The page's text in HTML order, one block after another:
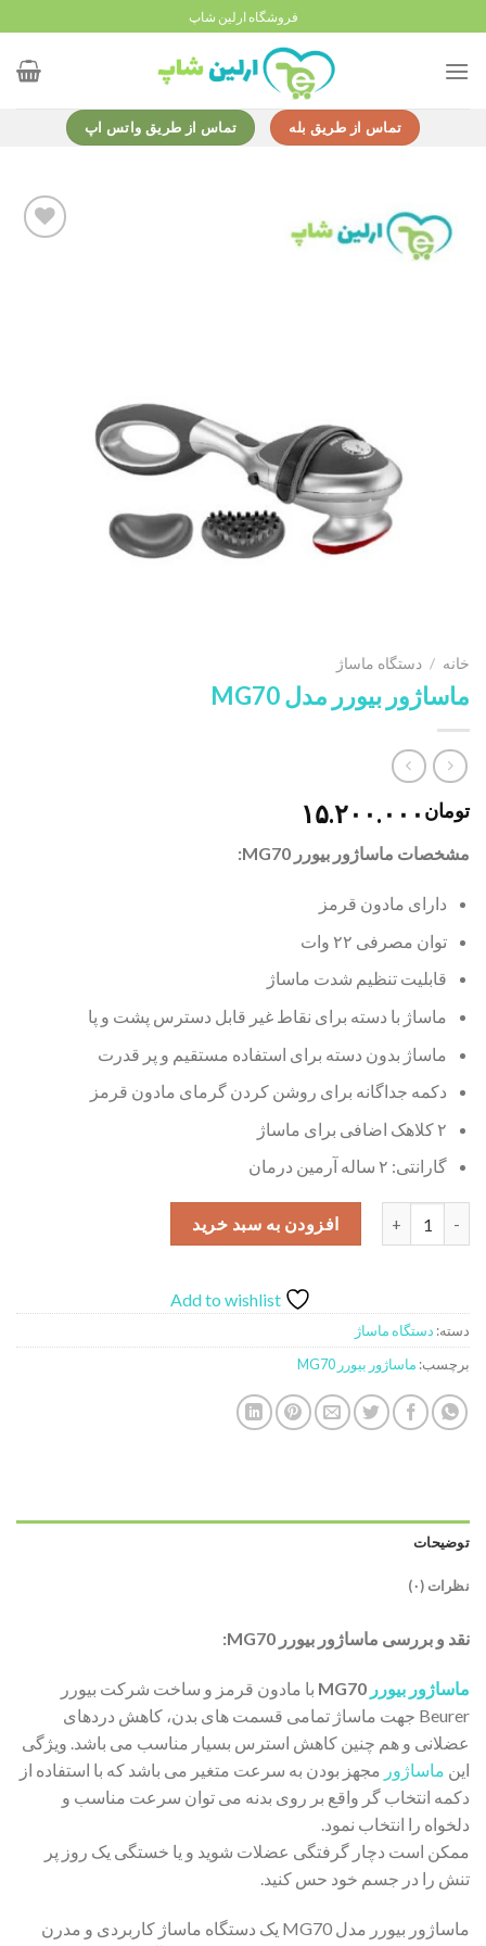
to
content
فروشگاه ارلین شاپ
تماس از طریق بله تماس از طریق واتس اپ
خانه / دستگاه ماساژ
ماساژور بیورر مدل MG70
تومان ۱۵.۲۰۰.۰۰۰
مشخصات ماساژور بیورر MG70:
دارای مادون قرمز
توان مصرفی ۲۲ وات
قابلیت تنظیم شدت ماساژ
ماساژ با دسته برای نقاط غیر قابل دسترس پشت و پا
ماساژ بدون دسته برای استفاده مستقیم و پر قدرت
دکمه جداگانه برای روشن کردن گرمای مادون قرمز
۲ کلاهک اضافی برای ماساژ
گارانتی: ۲ ساله آرمین درمان
افزودن به سبد خرید
Add to wishlist
دسته: دستگاه ماساژ
برچسب: ماساژور بیورر MG70
توضیحات
نظرات (۰)
نقد و بررسی ماساژور بیورر MG70:
ماساژور بیورر
با مادون قرمز و ساخت شرکت بیورر
Beurer جهت ماساژ تمامی قسمت های بدن، کاهش دردهای
عضلانی و هم چنین کاهش استرس بسیار مناسب می باشد. ویژگی
این ماساژور مجهز بودن به سرعت متغیر می باشد که با استفاده از
دکمه انتخاب گر واقع بر روی بدنه می توان سرعت مناسب و
دلخواه را انتخاب نمود.
ممکن است دچار گرفتگی عضلات شوید و یا خستگی یک روز پر
تنش را در جسم خود حس کنید.
ماساژور بیورر مدل MG70 یک دستگاه ماساژ کاربردی و مدرن